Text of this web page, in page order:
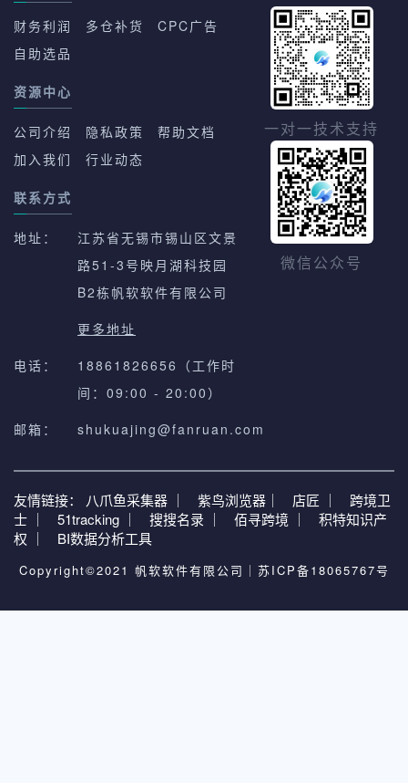
财务利润 多仓补货
CPC广告
自助选品
资源中心
公司介绍 隐私政策
帮助文档
加入我们
行业动态
联系方式
地址：
江苏省无锡市锡山区文景
路51-3号映月湖科技园
B2栋帆软软件有限公司
更多地址
电话：
18861826656（工作时
间：09:00 - 20:00）
邮箱：
shukuajing@fanruan.com
一对一技术支持
微信公众号
友情链接： 八爪鱼采集器 ｜ 紫鸟浏览器｜ 店匠 ｜
跨境卫
士 ｜
51tracking ｜ 搜搜名录 ｜ 佰寻跨境 ｜
积特知识产
权 ｜
BI数据分析工具
Copyright©2021 帆软软件有限公司｜ 苏ICP备18065767号